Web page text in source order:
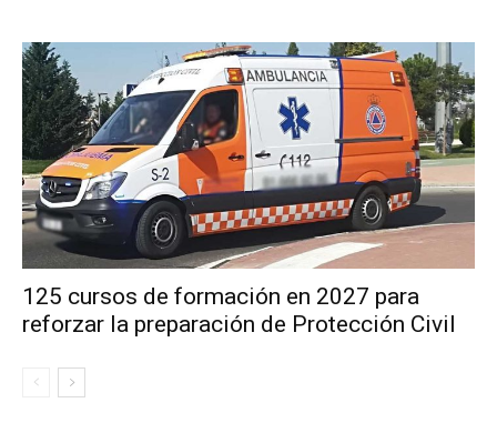
125 cursos de formación en 2027 para
reforzar la preparación de Protección Civil